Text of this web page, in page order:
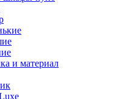
и материал